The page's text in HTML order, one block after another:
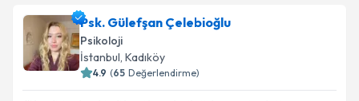
Psk. Gülefşan Çelebioğlu
Psikoloji
İstanbul, Kadıköy
4.9 (65 Değerlendirme)